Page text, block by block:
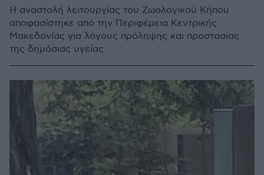
Η αναστολή λειτουργίας του Ζωολογικού Κήπου
αποφασίστηκε από την Περιφέρεια Κεντρικής
Μακεδονίας για λόγους πρόληψης και προστασίας
της δημόσιας υγείας